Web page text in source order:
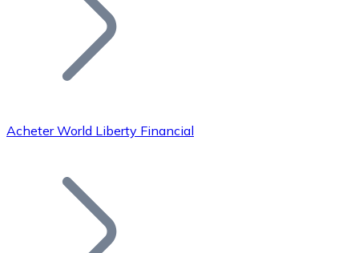
Bitcoin
Acheter World Liberty Financial